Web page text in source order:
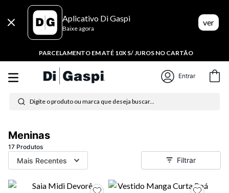
Aplicativo Di Gaspi
Baixe agora
ver
PARCELAMENTO EM ATÉ 10X S/ JUROS NO CARTÃO
Entrar
Digite o produto ou marca que deseja buscar...
Meninas
17 Produtos
Mais Recentes Filtrar
1º tênis feminino
tenis
3º moletom